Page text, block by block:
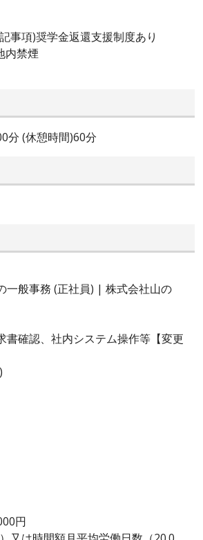
事項)奨学金返還支援制度あり
内禁煙
分 (休憩時間)60分
一般事務 (正社員) | 株式会社山の
書確認、社内システム操作等【変更
円